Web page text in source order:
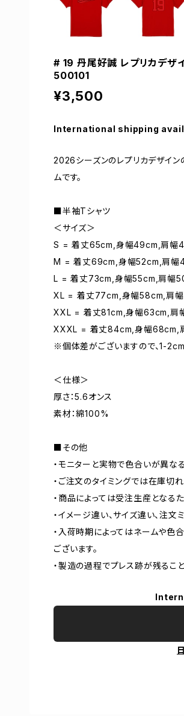
# 19 丹尾好誠 レプリカデザ
500101
¥3,500
International shipping
2026シーズンのレプリカデザイ
ムです。
■半袖Tシャツ
＜サイズ＞
S = 着丈65cm,身幅49cm,肩幅
M = 着丈69cm,身幅52cm,肩幅
L = 着丈73cm,身幅55cm,肩幅
XL = 着丈77cm,身幅58cm,肩
XXL = 着丈81cm,身幅63cm,肩
XXXL = 着丈84cm,身幅68cm,
※個体差がございますので、1-
＜仕様＞
厚さ：5.6オンス
素材：綿100%
■その他
・モニターと実物で色合いが異な
・ご注文のタイミングでは在庫切
・商品によっては受注生産となる
・イメージ違い、サイズ違い、注
・入荷時期によってはネームや色
ございます。
・製造の過程でプレス跡が残るこ